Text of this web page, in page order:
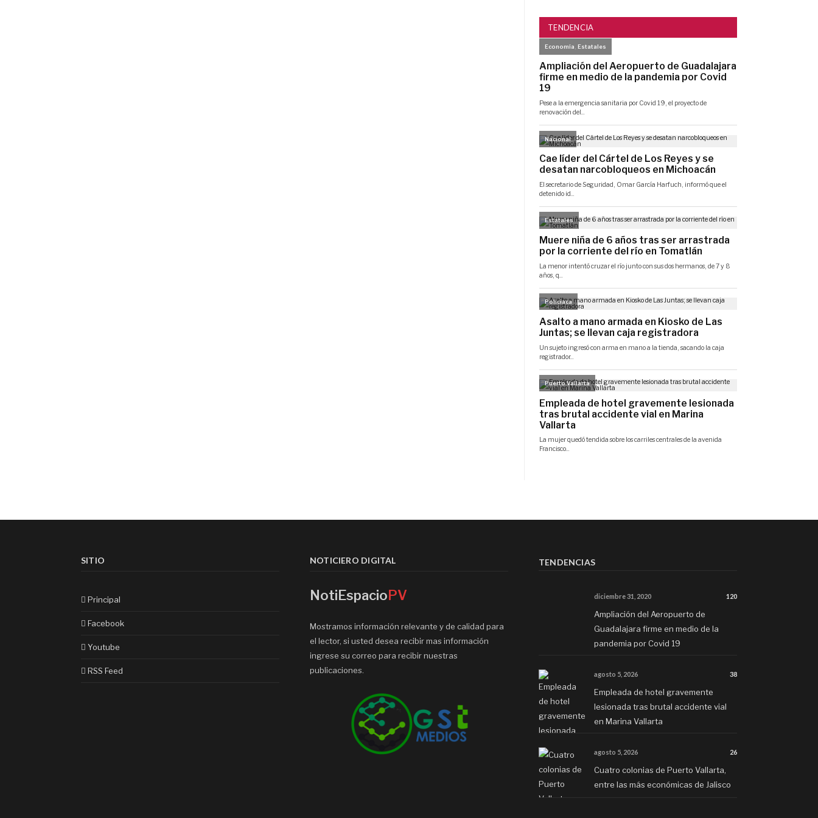
TENDENCIA
SITIO
Principal
Facebook
Youtube
RSS Feed
NOTICIERO DIGITAL
NotiEspacioPV
Mostramos información relevante y de calidad para
el lector, si usted desea recibir mas información
ingrese su correo para recibir nuestras
publicaciones.
TENDENCIAS
diciembre 31, 2020 120
Ampliación del Aeropuerto de
Guadalajara firme en medio de la
pandemia por Covid 19
agosto 5, 2026 38
Empleada de hotel gravemente
lesionada tras brutal accidente vial
en Marina Vallarta
agosto 5, 2026 26
Cuatro colonias de Puerto Vallarta,
entre las más económicas de Jalisco